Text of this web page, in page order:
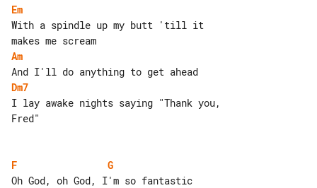
Em
With a spindle up my butt 'till it
Am
Dm7
I lay awake nights saying "Thank you,
Fred"
F
G
Oh God, oh God, I'm so fantastic